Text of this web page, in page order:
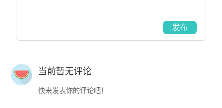
发布
当前暂无评论
快来发表你的评论吧！